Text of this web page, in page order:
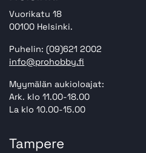
Vuorikatu 18
00100 Helsinki.
Puhelin: (09)621 2002
info@prohobby.fi
Myymälän aukioloajat:
Ark. klo 11.00-18.00
La klo 10.00-15.00
Tampere